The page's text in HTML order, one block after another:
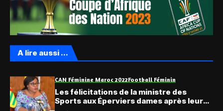
A lire aussi ...
CAN Féminine Maroc 2022Football Féminin
Les félicitations de la ministre des
Sports aux Éperviers dames après leur